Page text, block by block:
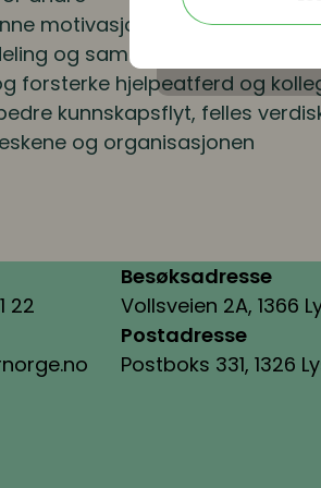
motivasjonen kan bli en
og samskaping
forsterke hjelpeatferd og
kunnskapsflyt, felles
og organisasjonen
22
Besøksadresse
Vollsveien 2A, 1366
Postadresse
Postboks 331, 1326